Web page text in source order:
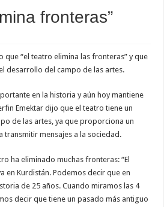
una solución real, democrática y permanente
al capitalismo es errónea”
si está dirigida por el líder Öcalan”
fronteras”
que “el teatro elimina las fronteras” y que
desarrollo del campo de las artes.
en la historia y aún hoy mantiene
Emektar dijo que el teatro tiene un
de las artes, ya que proporciona un
transmitir mensajes a la sociedad.
ha eliminado muchas fronteras: “El
en Kurdistán. Podemos decir que en
de 25 años. Cuando miramos las 4
decir que tiene un pasado más antiguo